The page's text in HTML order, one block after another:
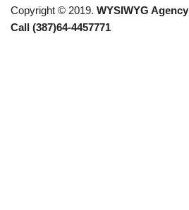
Copyright © 2019. WYSIWYG Agency
Call (387)64-4457771